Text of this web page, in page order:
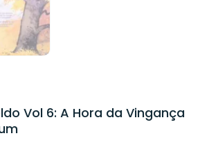
Vol 6: A Hora da Vingança